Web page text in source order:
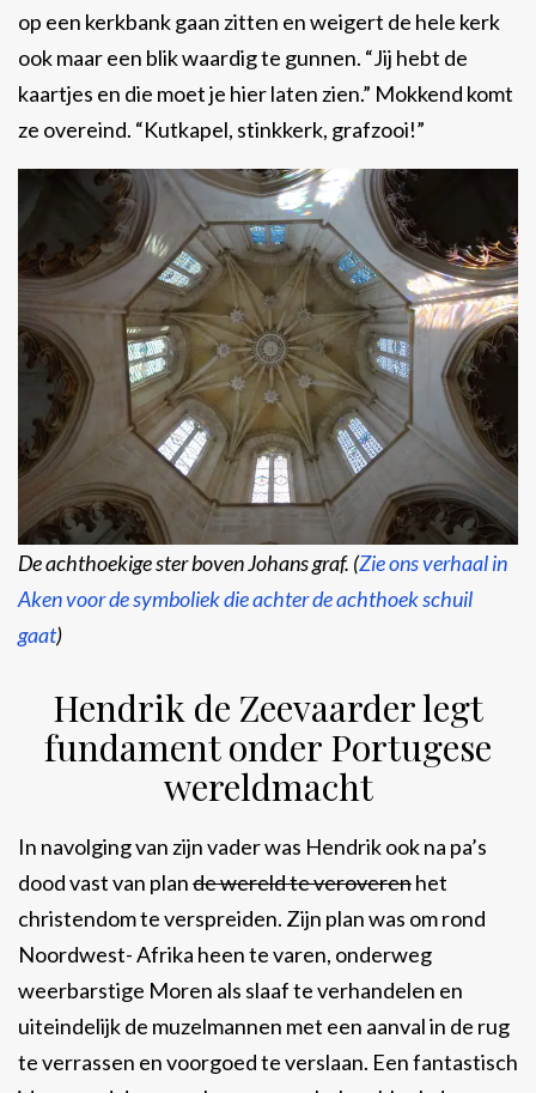
op een kerkbank gaan zitten en weigert de hele kerk
ook maar een blik waardig te gunnen. “Jij hebt de
kaartjes en die moet je hier laten zien.” Mokkend komt
ze overeind. “Kutkapel, stinkkerk, grafzooi!”
De achthoekige ster boven Johans graf. (Zie ons verhaal in
Aken voor de symboliek die achter de achthoek schuil
gaat)
Hendrik de Zeevaarder legt
fundament onder Portugese
wereldmacht
In navolging van zijn vader was Hendrik ook na pa’s
dood vast van plande wereld te veroverenhet
christendom te verspreiden. Zijn plan was om rond
Noordwest- Afrika heen te varen, onderweg
weerbarstige Moren als slaaf te verhandelen en
uiteindelijk de muzelmannen met een aanval in de rug
te verrassen en voorgoed te verslaan. Een fantastisch